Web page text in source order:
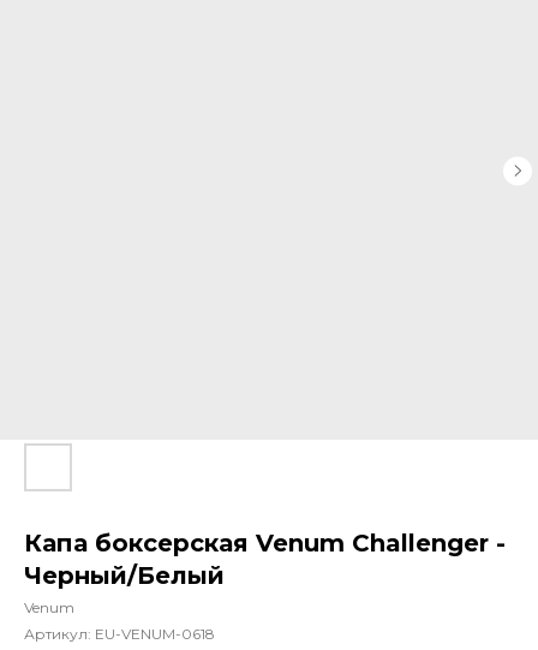
Капа боксерская Venum Challenger -
Черный/Белый
Venum
Артикул: EU-VENUM-0618